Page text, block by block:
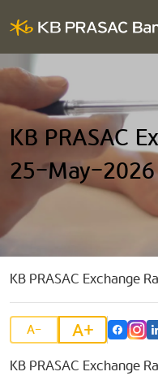
KB PRASAC
25-May-
KB PRASAC Exchange
A- A+
KB PRASAC Exchange